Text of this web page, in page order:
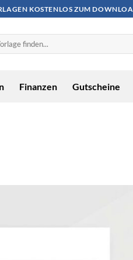
KOSTENLOS ZUM
Finanzen Gutscheine